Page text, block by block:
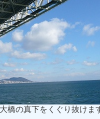
橋の真下をくぐり抜けま